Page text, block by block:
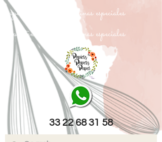
papel texturizado cartulinas especiales
papel texturizado cartulinas especiales
33 22 68 31 58